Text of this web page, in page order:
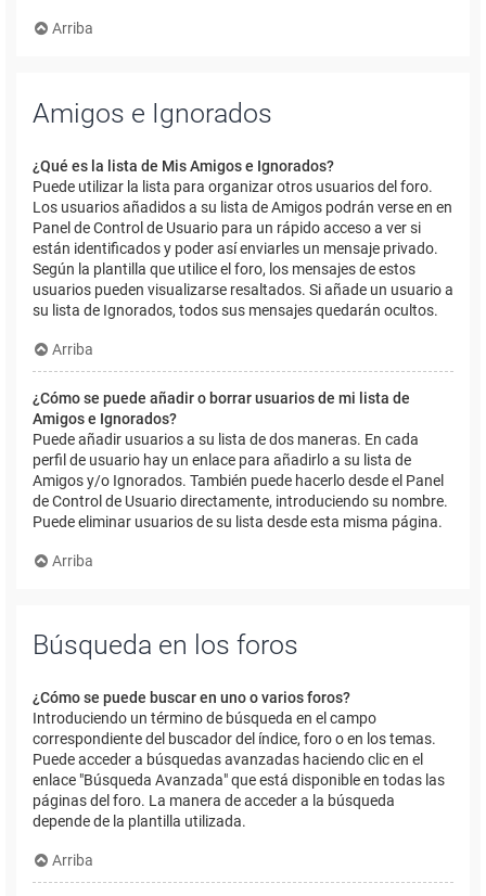
Arriba
Amigos e Ignorados
¿Qué es la lista de Mis Amigos e Ignorados?
Puede utilizar la lista para organizar otros usuarios del foro.
Los usuarios añadidos a su lista de Amigos podrán verse en en
Panel de Control de Usuario para un rápido acceso a ver si
están identificados y poder así enviarles un mensaje privado.
Según la plantilla que utilice el foro, los mensajes de estos
usuarios pueden visualizarse resaltados. Si añade un usuario a
su lista de Ignorados, todos sus mensajes quedarán ocultos.
Arriba
¿Cómo se puede añadir o borrar usuarios de mi lista de
Amigos e Ignorados?
Puede añadir usuarios a su lista de dos maneras. En cada
perfil de usuario hay un enlace para añadirlo a su lista de
Amigos y/o Ignorados. También puede hacerlo desde el Panel
de Control de Usuario directamente, introduciendo su nombre.
Puede eliminar usuarios de su lista desde esta misma página.
Arriba
Búsqueda en los foros
¿Cómo se puede buscar en uno o varios foros?
Introduciendo un término de búsqueda en el campo
correspondiente del buscador del índice, foro o en los temas.
Puede acceder a búsquedas avanzadas haciendo clic en el
enlace "Búsqueda Avanzada" que está disponible en todas las
páginas del foro. La manera de acceder a la búsqueda
depende de la plantilla utilizada.
Arriba